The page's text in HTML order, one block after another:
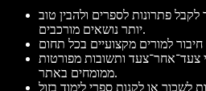
פתרונות לספרים ולהבין טוב
יותר נושאים מורכבים.
צעד־אחר־צעד ותשובות מפורטות
ממומחים באתר.